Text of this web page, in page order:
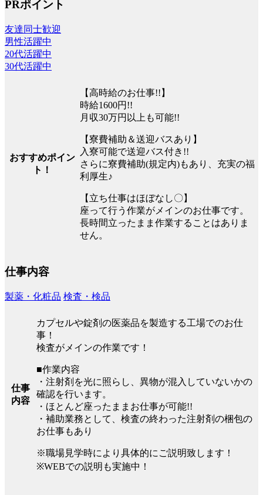
PRポイント
友達同士歓迎
男性活躍中
20代活躍中
30代活躍中
おすすめポイン
ト！
【高時給のお仕事!!】
時給1600円!!
月収30万円以上も可能!!
【寮費補助＆送迎バスあり】
入寮可能で送迎バス付き!!
さらに寮費補助(規定内)もあり、充実の福
利厚生♪
【立ち仕事はほぼなし〇】
座って行う作業がメインのお仕事です。
長時間立ったまま作業することはありま
せん。
仕事内容
製薬・化粧品 検査・検品
仕事
内容
カプセルや錠剤の医薬品を製造する工場でのお仕
事！
検査がメインの作業です！
■作業内容
・注射剤を光に照らし、異物が混入していないかの
確認を行います。
・ほとんど座ったままお仕事が可能!!
・補助業務として、検査の終わった注射剤の梱包の
お仕事もあり
※職場見学時により具体的にご説明致します！
※WEBでの説明も実施中！